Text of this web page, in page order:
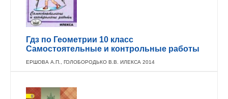
Гдз по Геометрии 10 класс
Самостоятельные и контрольные работы
ЕРШОВА А.П., ГОЛОБОРОДЬКО В.В. ИЛЕКСА 2014